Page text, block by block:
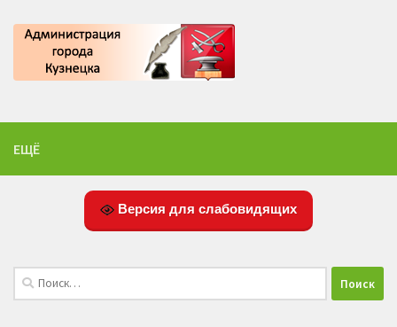
ЕЩЁ
Версия для слабовидящих
Найти: